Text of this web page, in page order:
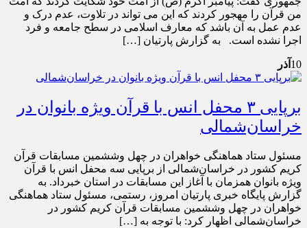
من قرآن را مهجور کردند که این می تواند در تلاوت، عدم درک و
عدم عمل به آن باشد که معارف اسلامی در سطح جامعه و فرد
اجرا نشده است. به گزارش پارتیان […]
10 آذر
برپایی ۳ محفل انس با قرآن ویژه بانوان در
خراسان‌شمالی
مسئول ستاد هماهنگی خواهران در چهل وششمین مسابقات قرآن
کریم کشور در خراسان‌شمالی از برپایی سه محفل انس با قرآن
ویژه بانوان همزمان با آغاز این مسابقات در استان خبرداد. به
گزارش پایگاه خبری پارتیان امروز، رستمی، مسئول ستاد هماهنگی
خواهران در چهل وششمین مسابقات قرآن کریم کشور در
خراسان‌شمالی اظهار کرد: با توجه به […]